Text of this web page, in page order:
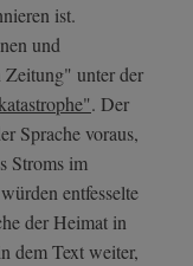
ist.
und
Zeitung" unter der
. Der
Sprache voraus,
Stroms im
entfesselte
der Heimat in
dem Text weiter,